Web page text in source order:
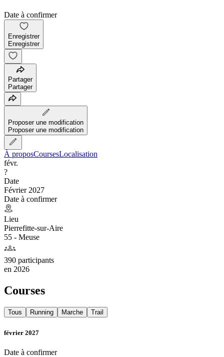
Date à confirmer
Enregistrer
Enregistrer
Partager
Partager
Proposer une modification
Proposer une modification
À proposCoursesLocalisation
févr.
?
Date
Février 2027
Date à confirmer
Lieu
Pierrefitte-sur-Aire
55 - Meuse
390 participants
en 2026
Courses
Tous Running Marche Trail
février 2027
Date à confirmer